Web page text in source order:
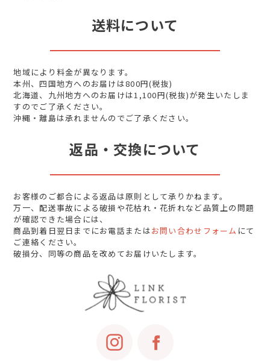
送料について
地域により料金が異なります。
本州、四国地方へのお届けは800円(税抜)
北海道、九州地方へのお届けは1,100円(税抜)が発生いたしま
すのでご了承ください。
沖縄・離島は承れませんのでご了承ください。
返品・交換について
お客様のご都合による返品は原則として承りかねます。
万一、配送事故による破損や花枯れ・花折れなど品質上の問題
が確認できた場合には、
商品到着日翌日までにお電話またはお問い合わせフォーム にて
ご連絡ください。
破損分、同等の商品を改めてお届けいたします。